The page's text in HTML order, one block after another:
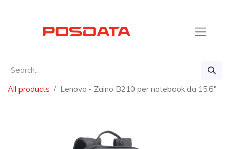
All products Lenovo - Zaino B210 per notebook da 15,6"